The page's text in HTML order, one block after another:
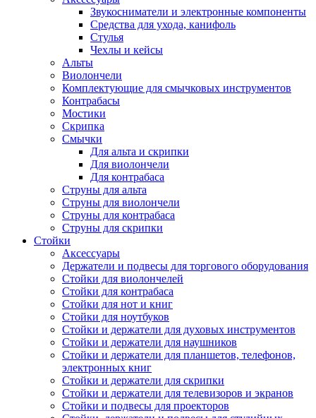
Звукосниматели и электронные компоненты
Средства для ухода, канифоль
Стулья
Чехлы и кейсы
Альты
Виолончели
Комплектующие для смычковых инструментов
Контрабасы
Мостики
Скрипка
Смычки
Для альта и скрипки
Для виолончели
Для контрабаса
Струны для альта
Струны для виолончели
Струны для контрабаса
Струны для скрипки
Стойки
Аксессуары
Держатели и подвесы для торгового оборудования
Стойки для виолончелей
Стойки для контрабаса
Стойки для нот и книг
Стойки для ноутбуков
Стойки и держатели для духовых инструментов
Стойки и держатели для наушников
Стойки и держатели для планшетов, телефонов,
электронных книг
Стойки и держатели для скрипки
Стойки и держатели для телевизоров и экранов
Стойки и подвесы для проекторов